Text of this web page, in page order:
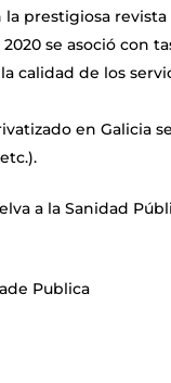
prestigiosa
se asoció con
calidad de los
en Galicia
a la Sanidad
Publica